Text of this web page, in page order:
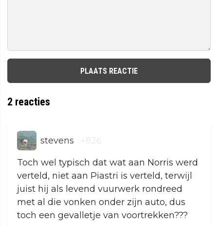
PLAATS REACTIE
2 reacties
stevens +826
Toch wel typisch dat wat aan Norris werd
verteld, niet aan Piastri is verteld, terwijl
juist hij als levend vuurwerk rondreed
met al die vonken onder zijn auto, dus
toch een gevalletje van voortrekken???